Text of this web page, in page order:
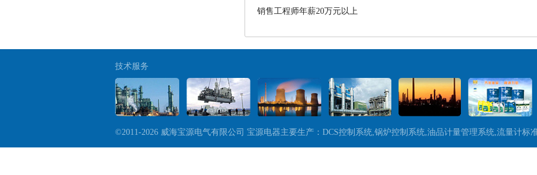
销售工程师年薪20万元以上
技术服务
©2011-2026 威海宝源电气有限公司 宝源电器主要生产：DCS控制系统,锅炉控制系统,油品计量管理系统,流量计标